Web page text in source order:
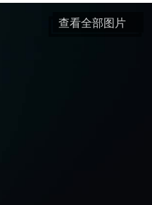
查看全部图片